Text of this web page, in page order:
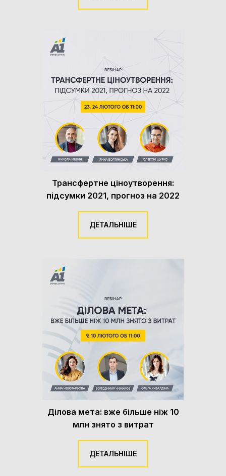
Трансфертне ціноутворення:
підсумки 2021, прогноз на 2022
ДЕТАЛЬНІШЕ
Ділова мета: вже більше ніж 10
млн знято з витрат
ДЕТАЛЬНІШЕ